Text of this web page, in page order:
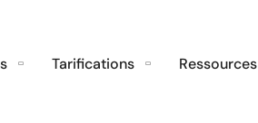
Tarifications Ressources